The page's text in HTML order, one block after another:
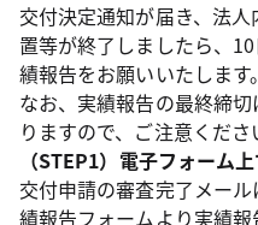
交付決定通知が届き、法
置等が終了しましたら、
績報告をお願いいたします。
なお、実績報告の最終締切
りますので、ご注意くださ
（STEP1）電子フォーム
交付申請の審査完了メー
績報告フォームより実績報